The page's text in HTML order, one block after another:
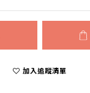
加入追蹤清單